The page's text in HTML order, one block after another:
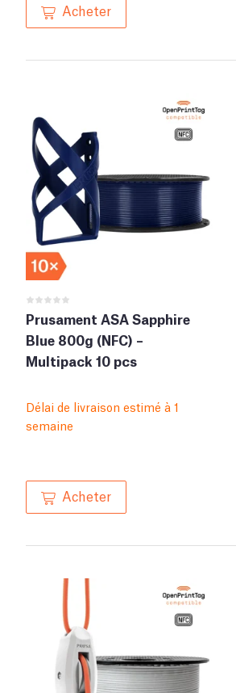
Acheter
Prusament ASA Sapphire
Blue 800g (NFC) –
Multipack 10 pcs
Délai de livraison estimé à 1
semaine
Acheter